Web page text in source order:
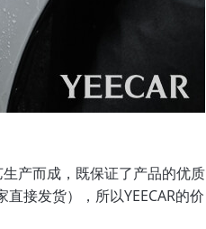
产而成，既保证了产品的优质
接发货），所以YEECAR的价